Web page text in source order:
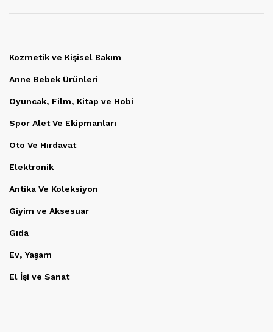
Kozmetik ve Kişisel Bakım
Anne Bebek Ürünleri
Oyuncak, Film, Kitap ve Hobi
Spor Alet Ve Ekipmanları
Oto Ve Hırdavat
Elektronik
Antika Ve Koleksiyon
Giyim ve Aksesuar
Gıda
Ev, Yaşam
El İşi ve Sanat